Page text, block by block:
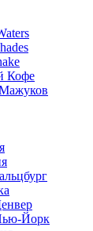
Кофе
Йорк